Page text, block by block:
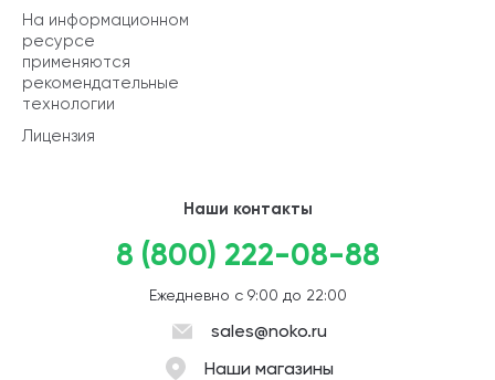
На информационном
ресурсе
применяются
рекомендательные
технологии
Лицензия
Наши контакты
8 (800) 222-08-88
Ежедневно с 9:00 до 22:00
sales@noko.ru
Наши магазины